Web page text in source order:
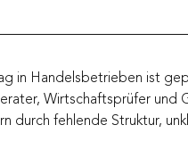
in Handelsbetrieben ist
Wirtschaftsprüfer und
durch fehlende Struktur,